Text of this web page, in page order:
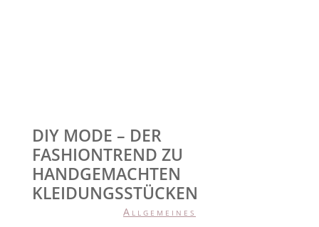
DIY MODE – DER
FASHIONTREND ZU
HANDGEMACHTEN
KLEIDUNGSSTÜCKEN
Allgemeines